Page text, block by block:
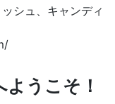
シュ、キャンディ
うこそ！